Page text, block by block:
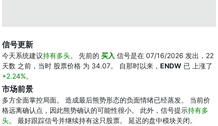
信号更新
今天系统建议持有多头。 先前的 买入 信号是在 07/16/2026 发出，22
天数 之前，当时 股票价格 为 34.07。 自那时以来， ENDW 已 上涨了
+2.24%。
市场前景
多方全面掌控局面。 造成最后熊势形态的负面情绪已经蒸发。 当前价
格远离确认点，因此熊势确认的可能性很小。 此外，信号提示持有多
头。 最好跟踪信号并继续持有这只股票。 延迟的盘中模块关闭。